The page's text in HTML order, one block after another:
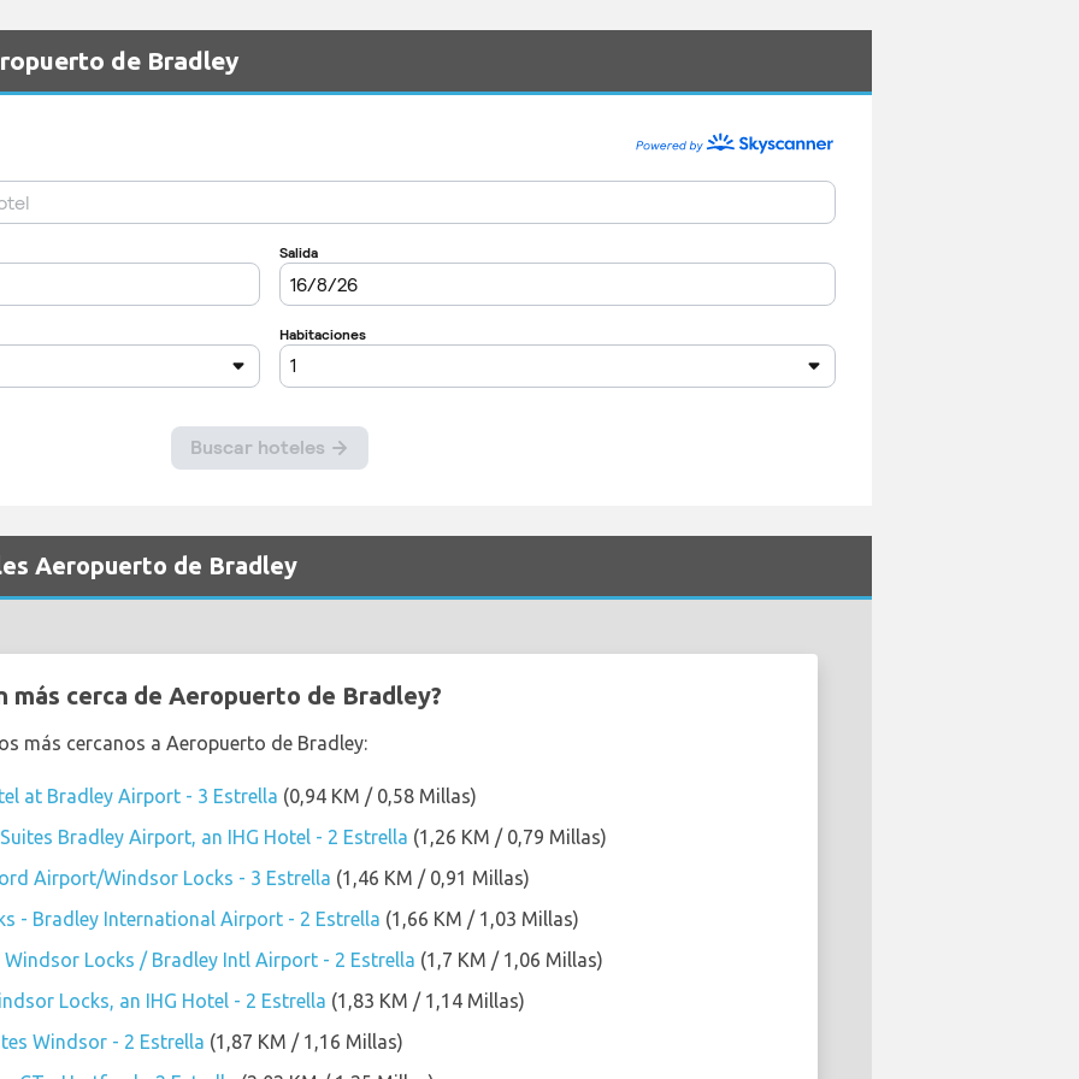
de Bradley
Aeropuerto de Bradley
más cerca de Aeropuerto de Bradley?
más cercanos a Aeropuerto de Bradley:
at Bradley Airport - 3 Estrella (0,94 KM / 0,58 Millas)
Bradley Airport, an IHG Hotel - 2 Estrella (1,26 KM / 0,79 Millas)
Airport/Windsor Locks - 3 Estrella (1,46 KM / 0,91 Millas)
- Bradley International Airport - 2 Estrella (1,66 KM / 1,03 Millas)
Windsor Locks / Bradley Intl Airport - 2 Estrella (1,7 KM / 1,06 Millas)
Locks, an IHG Hotel - 2 Estrella (1,83 KM / 1,14 Millas)
Windsor - 2 Estrella (1,87 KM / 1,16 Millas)